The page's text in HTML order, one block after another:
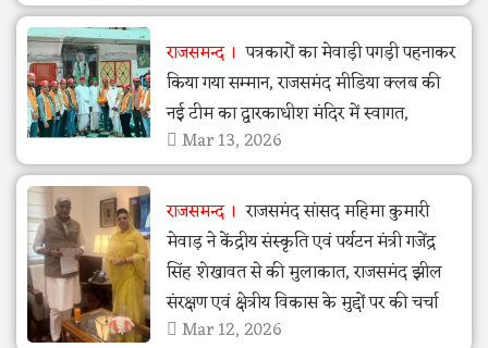
राजसमन्द
पत्रकारों का मेवाड़ी पगड़ी पहनाकर
किया गया सम्मान, राजसमंद मीडिया क्लब की
नई टीम का द्वारकाधीश मंदिर में स्वागत,
Mar 13, 2026
राजसमन्द
राजसमंद सांसद महिमा कुमारी
मेवाड़ ने केंद्रीय संस्कृति एवं पर्यटन मंत्री गजेंद्र
सिंह शेखावत से की मुलाकात, राजसमंद झील
संरक्षण एवं क्षेत्रीय विकास के मुद्दों पर की चर्चा
Mar 12, 2026